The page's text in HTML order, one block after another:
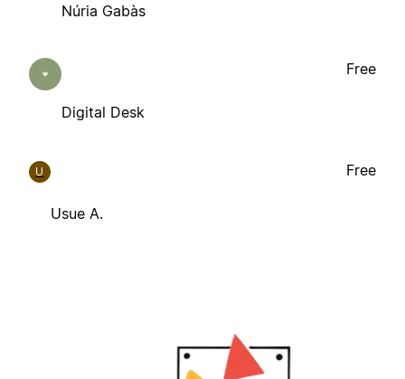
Núria Gabàs
Digital Desk
Free
U
Usue A.
Free